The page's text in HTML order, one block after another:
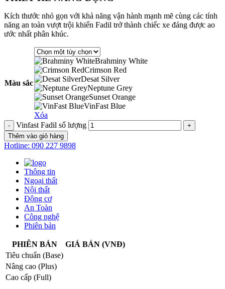
Kích thước nhỏ gọn với khả năng vận hành mạnh mẽ cùng các tính
năng an toàn vượt trội khiến Fadil trở thành chiếc xe đáng được ao
ước nhất phân khúc.
Màu sắc
Brahminy White
Crimson Red
Desat Silver
Neptune Grey
Sunset Orange
VinFast Blue
Xóa
Vinfast Fadil số lượng
Thêm vào giỏ hàng
Hotline: 090 227 9898
Thông tin
Ngoại thất
Nội thất
Động cơ
An Toàn
Công nghệ
Phiên bản
PHIÊN BẢN
GIÁ BÁN (VNĐ)
Tiêu chuẩn (Base)
Nâng cao (Plus)
Cao cấp (Full)